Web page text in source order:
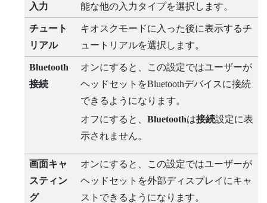
入力
能な他の入力タイプを選択します。
チュート
リアル
キオスクモードに入った後に表示するチ
ュートリアルを選択します。
Bluetooth
接続
オンにすると、この設定ではユーザーが
ヘッドセットをBluetoothデバイスに接続
できるようになります。
オフにすると、 Bluetoothは接続設定に表
示されません。
画面キャ
スティン
グ
オンにすると、この設定ではユーザーが
ヘッドセットを外部ディスプレイにキャ
ストできるようになります。